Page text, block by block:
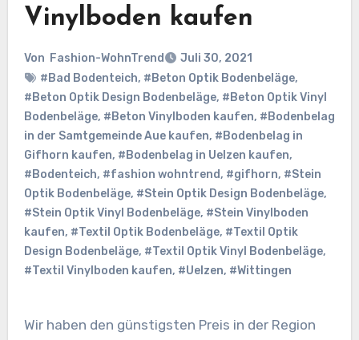
Vinylboden kaufen
Von Fashion-WohnTrend
Juli 30, 2021
#Bad Bodenteich, #Beton Optik Bodenbeläge,
#Beton Optik Design Bodenbeläge, #Beton Optik Vinyl
Bodenbeläge, #Beton Vinylboden kaufen, #Bodenbelag
in der Samtgemeinde Aue kaufen, #Bodenbelag in
Gifhorn kaufen, #Bodenbelag in Uelzen kaufen,
#Bodenteich, #fashion wohntrend, #gifhorn, #Stein
Optik Bodenbeläge, #Stein Optik Design Bodenbeläge,
#Stein Optik Vinyl Bodenbeläge, #Stein Vinylboden
kaufen, #Textil Optik Bodenbeläge, #Textil Optik
Design Bodenbeläge, #Textil Optik Vinyl Bodenbeläge,
#Textil Vinylboden kaufen, #Uelzen, #Wittingen
Wir haben den günstigsten Preis in der Region